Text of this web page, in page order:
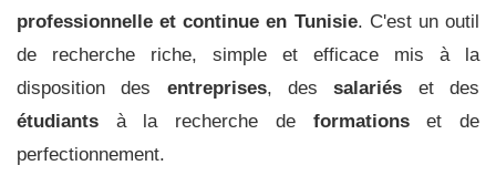
professionnelle et continue en Tunisie. C'est un outil
de recherche riche, simple et efficace mis à la
disposition des entreprises, dessalariés et des
étudiants à la recherche de formationset de
perfectionnement.